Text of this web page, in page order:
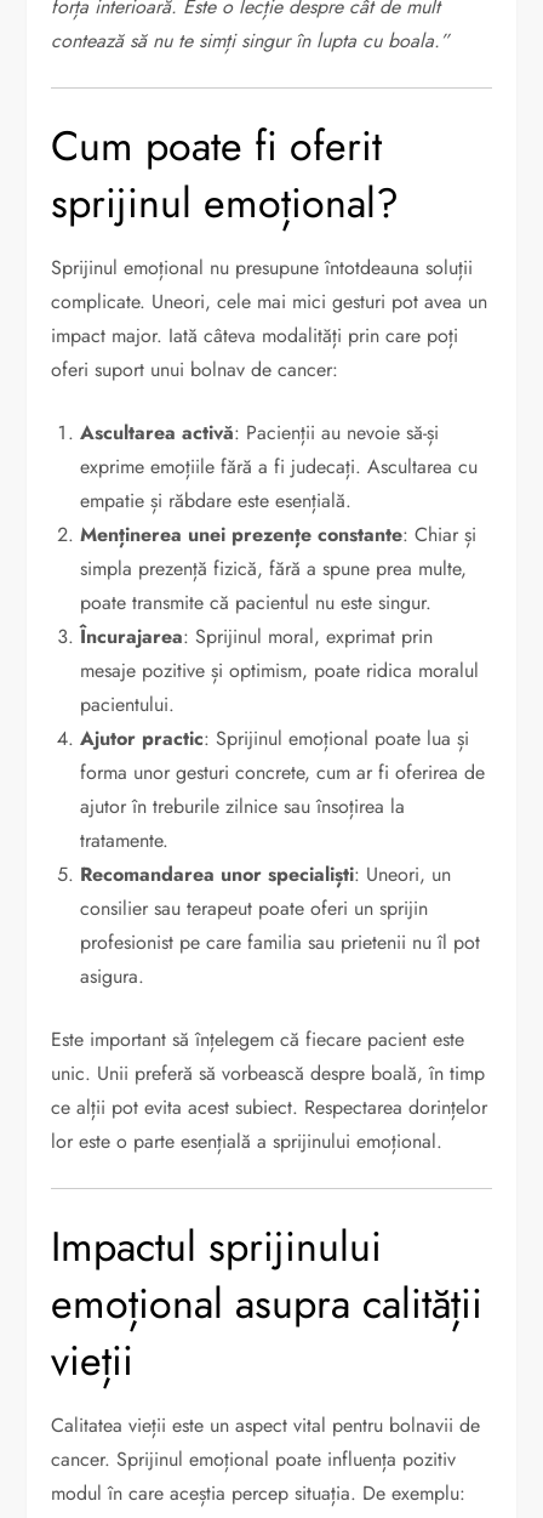
forța interioară. Este o lecție despre cât de mult
contează să nu te simți singur în lupta cu boala.”
Cum poate fi oferit
sprijinul emoțional?
Sprijinul emoțional nu presupune întotdeauna soluții
complicate. Uneori, cele mai mici gesturi pot avea un
impact major. Iată câteva modalități prin care poți
oferi suport unui bolnav de cancer:
Ascultarea activă: Pacienții au nevoie să-și
exprime emoțiile fără a fi judecați. Ascultarea cu
empatie și răbdare este esențială.
Menținerea unei prezențe constante: Chiar și
simpla prezență fizică, fără a spune prea multe,
poate transmite că pacientul nu este singur.
Încurajarea: Sprijinul moral, exprimat prin
mesaje pozitive și optimism, poate ridica moralul
pacientului.
Ajutor practic: Sprijinul emoțional poate lua și
forma unor gesturi concrete, cum ar fi oferirea de
ajutor în treburile zilnice sau însoțirea la
tratamente.
Recomandarea unor specialiști: Uneori, un
consilier sau terapeut poate oferi un sprijin
profesionist pe care familia sau prietenii nu îl pot
asigura.
Este important să înțelegem că fiecare pacient este
unic. Unii preferă să vorbească despre boală, în timp
ce alții pot evita acest subiect. Respectarea dorințelor
lor este o parte esențială a sprijinului emoțional.
Impactul sprijinului
emoțional asupra calității
vieții
Calitatea vieții este un aspect vital pentru bolnavii de
cancer. Sprijinul emoțional poate influența pozitiv
modul în care aceștia percep situația. De exemplu: